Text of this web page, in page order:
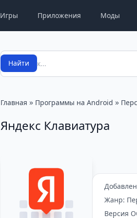
Игры Приложения Моды
Поиск
Найти
Главная » Программы на Android »
Яндекс Клавиатура
Жанр:
Версия